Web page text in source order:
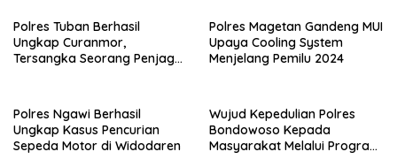
Polres Tuban Berhasil
Ungkap Curanmor,
Tersangka Seorang Penjaga
Polres Magetan Gandeng MUI
Upaya Cooling System
Menjelang Pemilu 2024
Polres Ngawi Berhasil
Ungkap Kasus Pencurian
Sepeda Motor di Widodaren
Wujud Kepedulian Polres
Bondowoso Kepada
Masyarakat Melalui Program